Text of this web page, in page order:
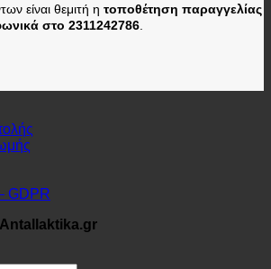
είναι θεμιτή η τοποθέτηση παραγγελίας
στο 2311242786
GDPR